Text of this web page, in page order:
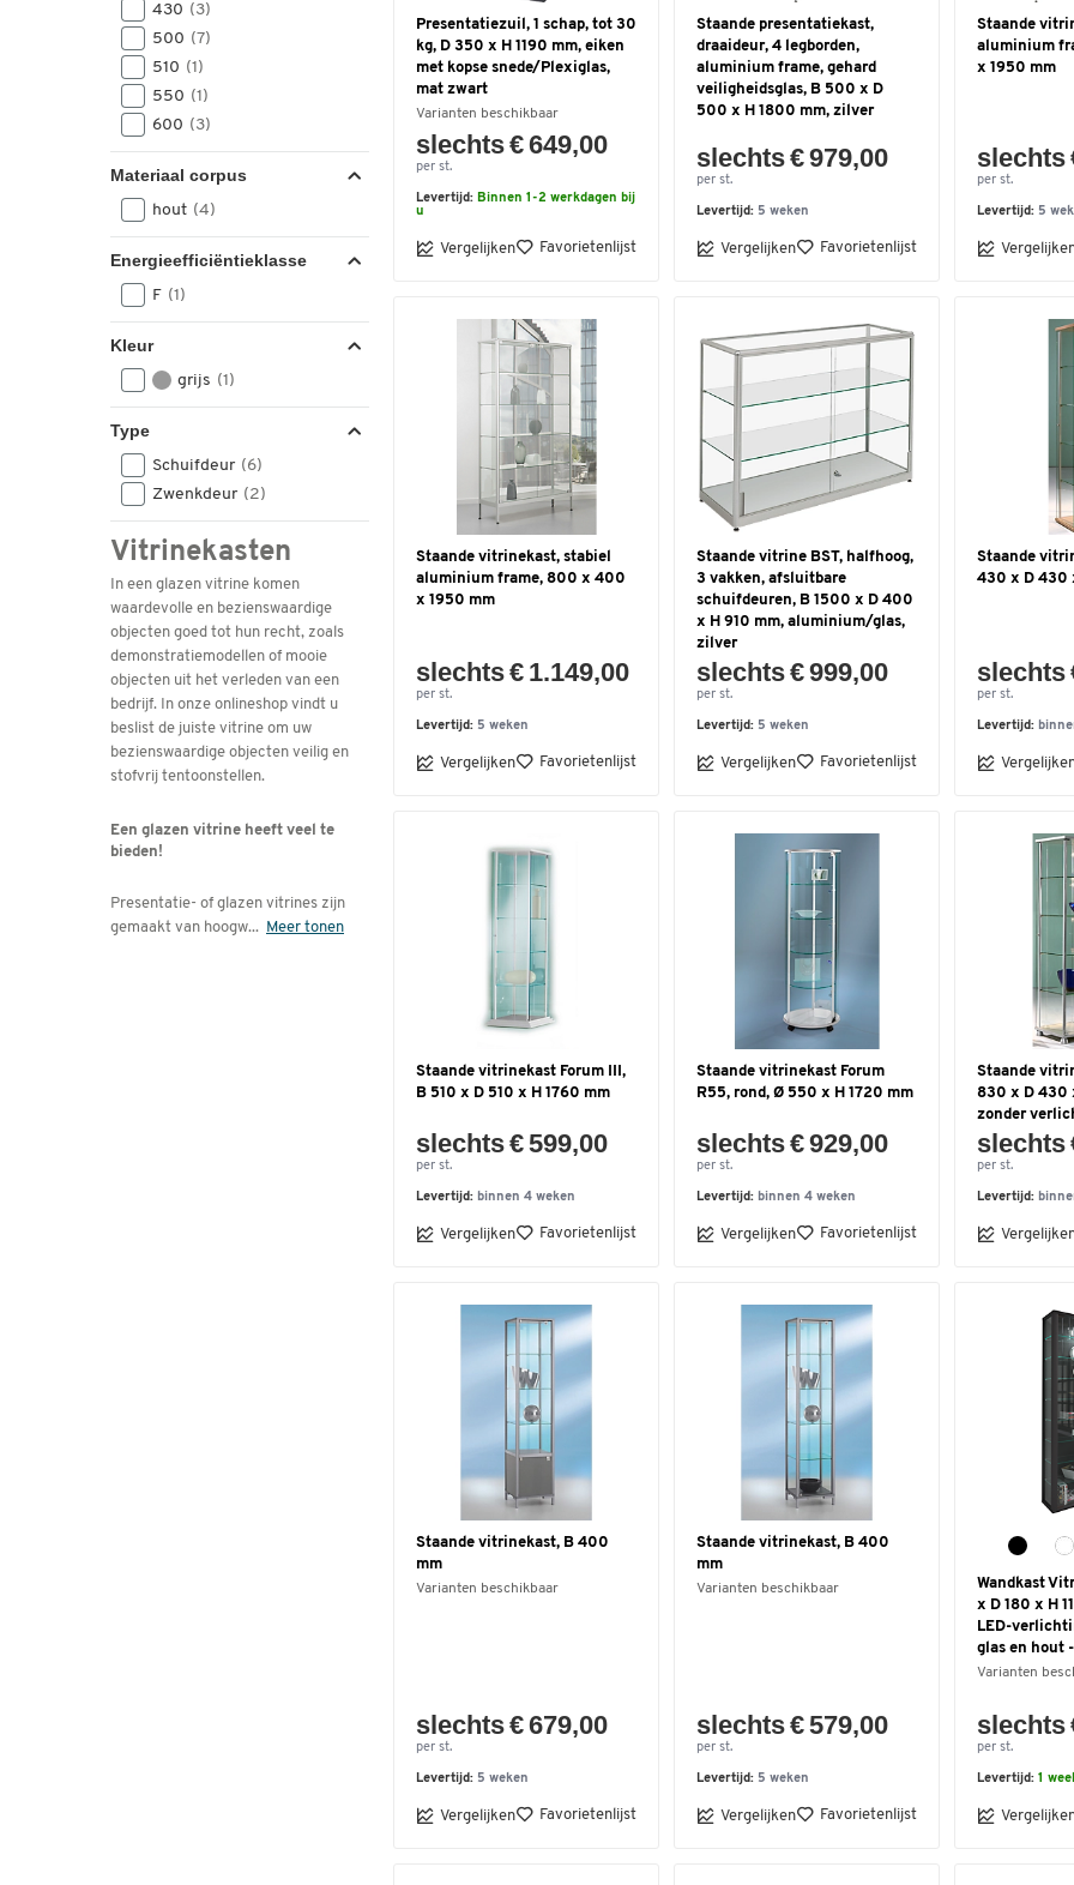
430 (3)
500 (7)
510 (1)
550 (1)
600 (3)
Materiaal corpus
hout (4)
Energieefficiëntieklasse
F (1)
Kleur
grijs (1)
Type
Schuifdeur (6)
Zwenkdeur (2)
Vitrinekasten
In een glazen vitrine komen
waardevolle en bezienswaardige
objecten goed tot hun recht, zoals
demonstratiemodellen of mooie
objecten uit het verleden van een
bedrijf. In onze onlineshop vindt u
beslist de juiste vitrine om uw
bezienswaardige objecten veilig en
stofvrij tentoonstellen.
Een glazen vitrine heeft veel te
bieden!
Presentatie- of glazen vitrines zijn
gemaakt van hoogw... Meer tonen
Presentatiezuil, 1 schap, tot 30
kg, D 350 x H 1190 mm, eiken
met kopse snede/Plexiglas,
mat zwart
Varianten beschikbaar
slechts € 649,00
per st.
Levertijd: Binnen 1-2 werkdagen bij
u
Vergelijken Favorietenlijst
Staande presentatiekast,
draaideur, 4 legborden,
aluminium frame, gehard
veiligheidsglas, B 500 x D
500 x H 1800 mm, zilver
slechts € 979,00
per st.
Levertijd: 5 weken
Vergelijken Favorietenlijst
Staande
aluminium
x 1950 mm
slechts
per st.
Levertijd: 5
Staande vitrinekast, stabiel
aluminium frame, 800 x 400
x 1950 mm
slechts € 1.149,00
per st.
Levertijd: 5 weken
Vergelijken Favorietenlijst
Staande vitrine BST, halfhoog,
3 vakken, afsluitbare
schuifdeuren, B 1500 x D 400
x H 910 mm, aluminium/glas,
zilver
slechts € 999,00
per st.
Levertijd: 5 weken
Vergelijken Favorietenlijst
Staande
430 x D 430
slechts
per st.
Levertijd:
Staande vitrinekast Forum III,
B 510 x D 510 x H 1760 mm
slechts € 599,00
per st.
Levertijd: binnen 4 weken
Vergelijken Favorietenlijst
Staande vitrinekast Forum
R55, rond, Ø 550 x H 1720 mm
slechts € 929,00
per st.
Levertijd: binnen 4 weken
Vergelijken Favorietenlijst
Staande
830 x D 430
zonder
slechts
per st.
Levertijd:
Staande vitrinekast, B 400
mm
Varianten beschikbaar
slechts € 679,00
per st.
Levertijd: 5 weken
Vergelijken Favorietenlijst
Staande vitrinekast, B 400
mm
Varianten beschikbaar
slechts € 579,00
per st.
Levertijd: 5 weken
Vergelijken Favorietenlijst
Wandkast
x D 180 x H
LED-
glas en hout
Varianten
slechts
per st.
Levertijd: 1